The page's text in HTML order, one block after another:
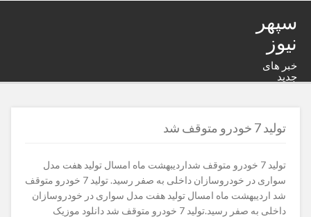
سپهر
نیوز
خبر های
جدید
تولید 7 خودرو متوقف شد
تولید 7 خودرو متوقف شداردیبهشت ماه امسال تولید هفت مدل
سواری در خودروسازان داخلی به صفر رسید. تولید 7 خودرو متوقف
شد اردیبهشت ماه امسال تولید هفت مدل سواری در خودروسازان
داخلی به صفر رسید.تولید 7 خودرو متوقف شد دانلود موزیک